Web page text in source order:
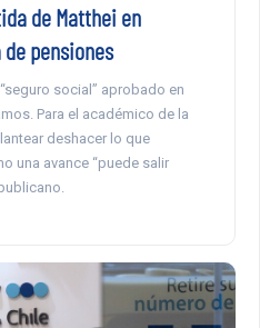
de Matthei en
pensiones
social” aprobado en
Para el académico de la
deshacer lo que
una avance “puede salir